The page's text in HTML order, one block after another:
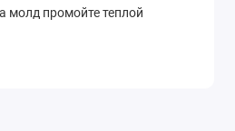
молд промойте теплой